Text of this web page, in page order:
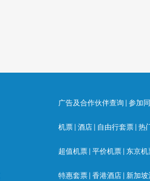
广告及合作伙伴查询 | 参加
机票 | 酒店 | 自由行套票 | 热
超值机票 | 平价机票 | 东京
特惠套票 | 香港酒店 | 新加